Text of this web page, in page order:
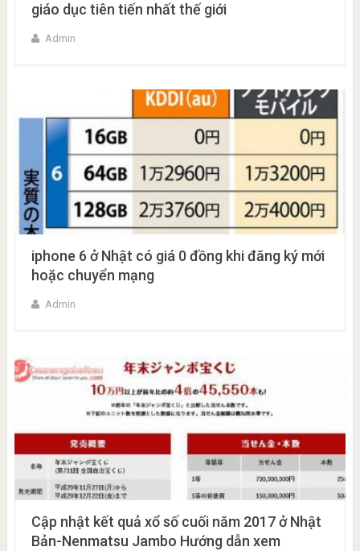
giáo dục tiên tiến nhất thế giới
Admin
iphone 6 ở Nhật có giá 0 đồng khi đăng ký mới
hoặc chuyển mạng
Admin
Cập nhật kết quả xổ số cuối năm 2017 ở Nhật
Bản-Nenmatsu Jambo Hướng dẫn xem